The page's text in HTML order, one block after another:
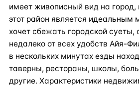
имеет живописный вид на
этот район является идеальным
хочет сбежать городской суеты,
недалеко от всех удобств Айя-
в нескольких минутах езды
таверны, рестораны, школы,
другие. Характеристики